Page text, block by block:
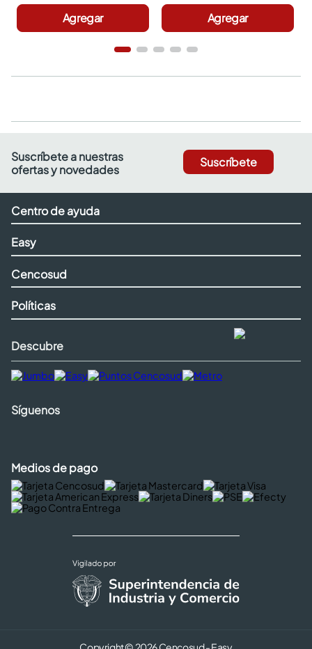
Agregar Agregar
Suscríbete a nuestras
ofertas y novedades
Suscríbete
Centro de ayuda
Easy
Cencosud
Políticas
Descubre
Síguenos
Medios de pago